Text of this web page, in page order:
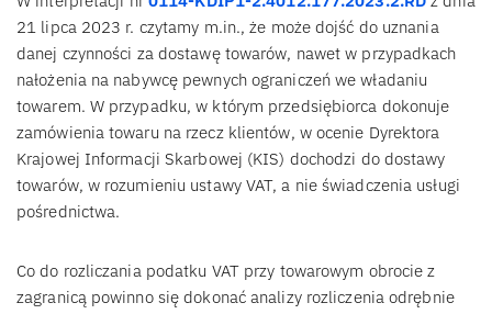
21 lipca 2023 r. czytamy m.in., że może dojść do uznania
danej czynności za dostawę towarów, nawet w przypadkach
nałożenia na nabywcę pewnych ograniczeń we władaniu
towarem. W przypadku, w którym przedsiębiorca dokonuje
zamówienia towaru na rzecz klientów, w ocenie Dyrektora
Krajowej Informacji Skarbowej (KIS) dochodzi do dostawy
towarów, w rozumieniu ustawy VAT, a nie świadczenia usługi
pośrednictwa.
Co do rozliczania podatku VAT przy towarowym obrocie z
zagranicą powinno się dokonać analizy rozliczenia odrębnie